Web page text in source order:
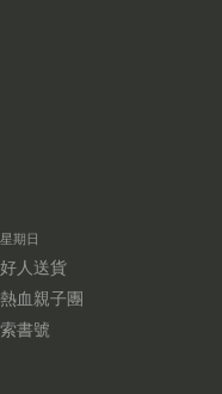
星期日
好人送貨
熱血親子團
索書號